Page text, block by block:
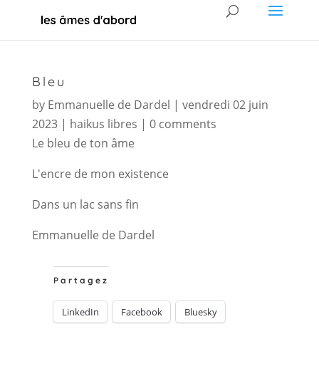
Bleu
by Emmanuelle de Dardel | vendredi 02 juin
2023| haikus libres | 0 comments
Le bleu de ton âme
L'encre de mon existence
Dans un lac sans fin
Emmanuelle de Dardel
Partagez
LinkedIn Facebook Bluesky